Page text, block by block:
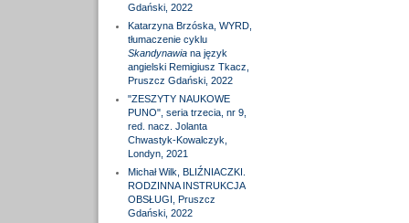
Gdański, 2022
Katarzyna Brzóska, WYRD,
tłumaczenie cyklu
Skandynawiana język
angielski Remigiusz Tkacz,
Pruszcz Gdański, 2022
"ZESZYTY NAUKOWE
PUNO", seria trzecia, nr 9,
red. nacz. Jolanta
Chwastyk-Kowalczyk,
Londyn, 2021
Michał Wilk, BLIŹNIACZKI.
RODZINNA INSTRUKCJA
OBSŁUGI, Pruszcz
Gdański, 2022